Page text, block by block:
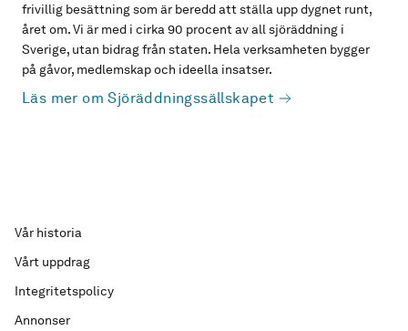
frivillig besättning som är beredd att ställa upp dygnet runt,
året om. Vi är med i cirka 90 procent av all sjöräddning i
Sverige, utan bidrag från staten. Hela verksamheten bygger
på gåvor, medlemskap och ideella insatser.
Läs mer om Sjöräddningssällskapet
Vår historia
Vårt uppdrag
Integritetspolicy
Annonser